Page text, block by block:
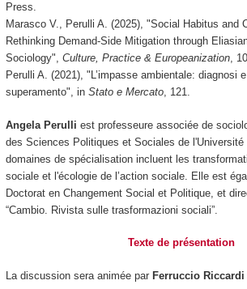
Press.
Marasco V., Perulli A. (2025), "Social Habitus and
Rethinking Demand-Side Mitigation through
Sociology", Culture, Practice & Europeanization,
Perulli A. (2021), "L’impasse ambientale: diagnosi
superamento", in Stato e Mercato, 121.
Angela Perulli est professeure associée de
des Sciences Politiques et Sociales de l'Université
domaines de spécialisation incluent les
sociale et l'écologie de l’action sociale. Elle est
Doctorat en Changement Social et Politique, et
“Cambio. Rivista sulle trasformazioni sociali”.
Texte de présentation
La discussion sera animée par Ferruccio Riccardi